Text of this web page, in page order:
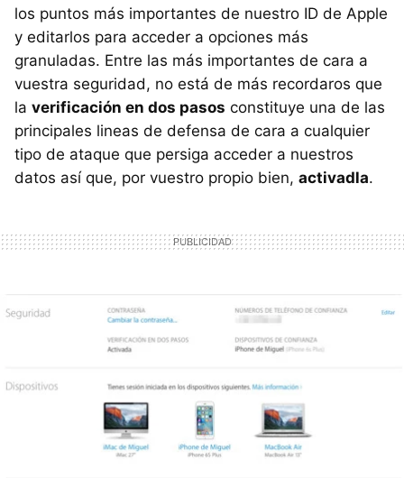
los puntos más importantes de nuestro ID de Apple
y editarlos para acceder a opciones más
granuladas. Entre las más importantes de cara a
vuestra seguridad, no está de más recordaros que
la verificación en dos pasos constituye una de las
principales lineas de defensa de cara a cualquier
tipo de ataque que persiga acceder a nuestros
datos así que, por vuestro propio bien, activadla.